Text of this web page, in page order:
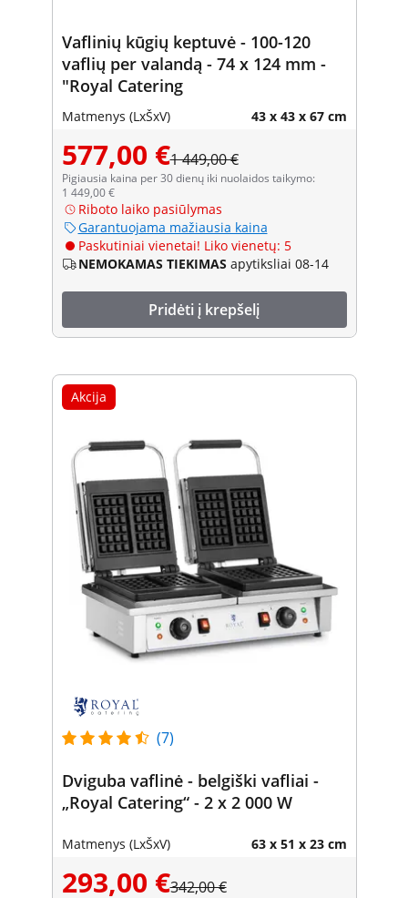
Vaflinių kūgių keptuvė - 100-120
vaflių per valandą - 74 x 124 mm -
"Royal Catering
Matmenys (LxŠxV) 43 x 43 x 67 cm
577,00 €1 449,00 €
Pigiausia kaina per 30 dienų iki nuolaidos taikymo:
1 449,00 €
Riboto laiko pasiūlymas
Garantuojama mažiausia kaina
Paskutiniai vienetai! Liko vienetų: 5
NEMOKAMAS TIEKIMAS apytiksliai 08-14
Pridėti į krepšelį
Akcija
(7)
Dviguba vaflinė - belgiški vafliai -
„Royal Catering“ - 2 x 2 000 W
Matmenys (LxŠxV) 63 x 51 x 23 cm
293,00 €342,00 €